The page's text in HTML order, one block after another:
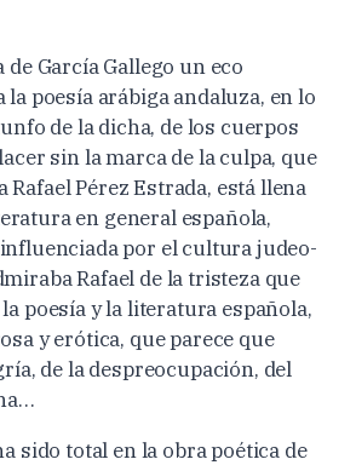
de García Gallego un eco
poesía arábiga andaluza, en lo
de la dicha, de los cuerpos
sin la marca de la culpa, que
Rafael Pérez Estrada, está llena
en general española,
por el cultura judeo-
Rafael de la tristeza que
poesía y la literatura española,
y erótica, que parece que
de la despreocupación, del
sido total en la obra poética de